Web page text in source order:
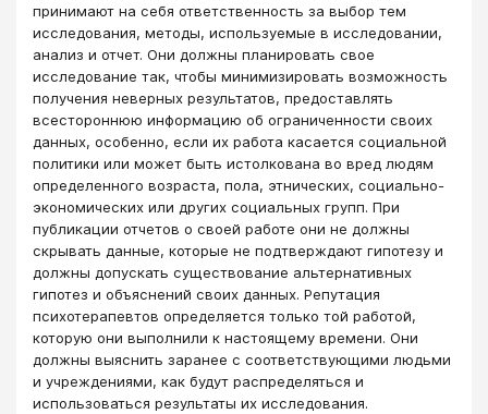
принимают на себя ответственность за выбор тем
исследования, методы, используемые в исследовании,
анализ и отчет. Они должны планировать свое
исследование так, чтобы минимизировать возможность
получения неверных результатов, предоставлять
всестороннюю информацию об ограниченности своих
данных, особенно, если их работа касается социальной
политики или может быть истолкована во вред людям
определенного возраста, пола, этнических, социально-
экономических или других социальных групп. При
публикации отчетов о своей работе они не должны
скрывать данные, которые не подтверждают гипотезу и
должны допускать существование альтернативных
гипотез и объяснений своих данных. Репутация
психотерапевтов определяется только той работой,
которую они выполнили к настоящему времени. Они
должны выяснить заранее с соответствующими людьми
и учреждениями, как будут распределяться и
использоваться результаты их исследования.